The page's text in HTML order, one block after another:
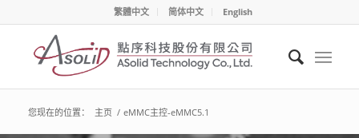
繁體中文 简体中文 English
您现在的位置： 主页 / eMMC主控-eMMC5.1